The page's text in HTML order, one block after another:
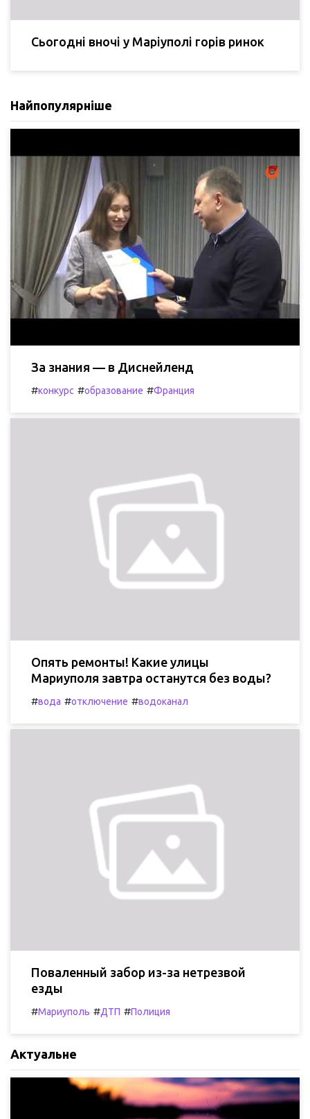
Сьогодні вночі у Маріуполі горів ринок
Найпопулярніше
За знания — в Диснейленд
#конкурс #образование #Франция
Опять ремонты! Какие улицы
Мариуполя завтра останутся без воды?
#вода #отключение #водоканал
Поваленный забор из-за нетрезвой
езды
#Мариуполь #ДТП #Полиция
Актуальне